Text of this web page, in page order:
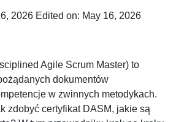
2026 Edited on: May 16, 2026
Agile Scrum Master) to
dokumentów
w zwinnych metodykach.
zdobyć certyfikat DASM, jakie są